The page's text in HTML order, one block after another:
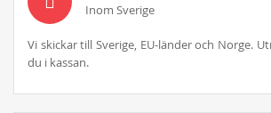
Inom Sverige
Vi skickar till Sverige, EU-länder och Norge.
du i kassan.